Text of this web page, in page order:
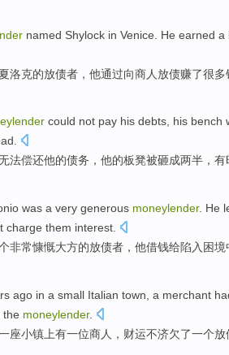
named Shylock in Venice He earned a
夏洛克的放债者， 他通过向商人放债赚了很多
could not pay his debts, his bench
.
法偿还他的债务 ，他的板凳被砸成两半， 有
was a very generous moneylender. He
charge them interest
非常慷慨大方的放债者 ， 他借钱给陷入困境
ago in a small Italian town , a merchant
the moneylender.
座小镇上有一位商人 ，财运不济欠了一个放